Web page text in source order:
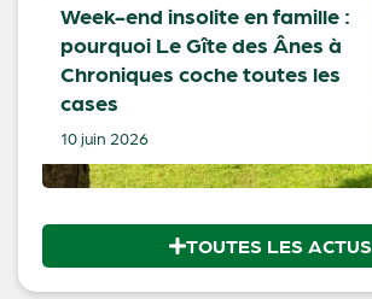
Week-end insolite en famille :
pourquoi Le Gîte des Ânes à
Chroniques coche toutes les
cases
10 juin 2026
TOUTES LES ACTUS